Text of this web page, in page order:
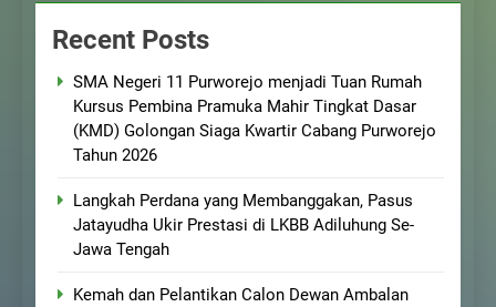
Recent Posts
SMA Negeri 11 Purworejo menjadi Tuan Rumah
Kursus Pembina Pramuka Mahir Tingkat Dasar
(KMD) Golongan Siaga Kwartir Cabang Purworejo
Tahun 2026
Langkah Perdana yang Membanggakan, Pasus
Jatayudha Ukir Prestasi di LKBB Adiluhung Se-
Jawa Tengah
Kemah dan Pelantikan Calon Dewan Ambalan